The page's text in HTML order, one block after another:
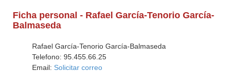
Ficha personal - Rafael García-Tenorio García-
Balmaseda
Rafael García-Tenorio García-Balmaseda
Telefono: 95.455.66.25
Email: Solicitar correo